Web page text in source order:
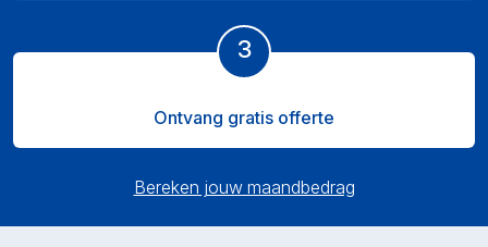
3
Ontvang gratis offerte
Bereken jouw maandbedrag